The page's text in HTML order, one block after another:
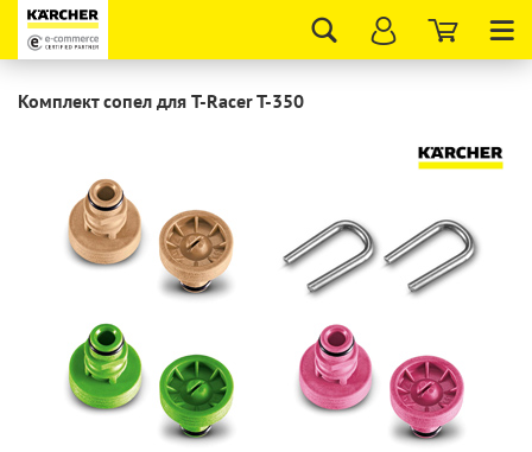
Комплект сопел для T-Racer T-350